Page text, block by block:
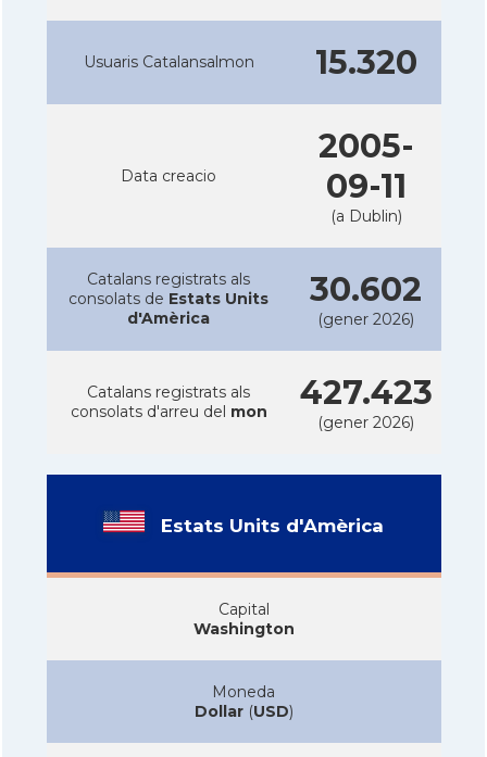
Usuaris Catalansalmon 15.320
Data creacio
2005-
09-11
(a Dublin)
Catalans registrats als
consolats de Estats Units
d'Amèrica
30.602
(gener 2026)
Catalans registrats als
consolats d'arreu del mon 427.423
(gener 2026)
Estats Units d'Amèrica
Capital
Washington
Moneda
Dollar(USD)